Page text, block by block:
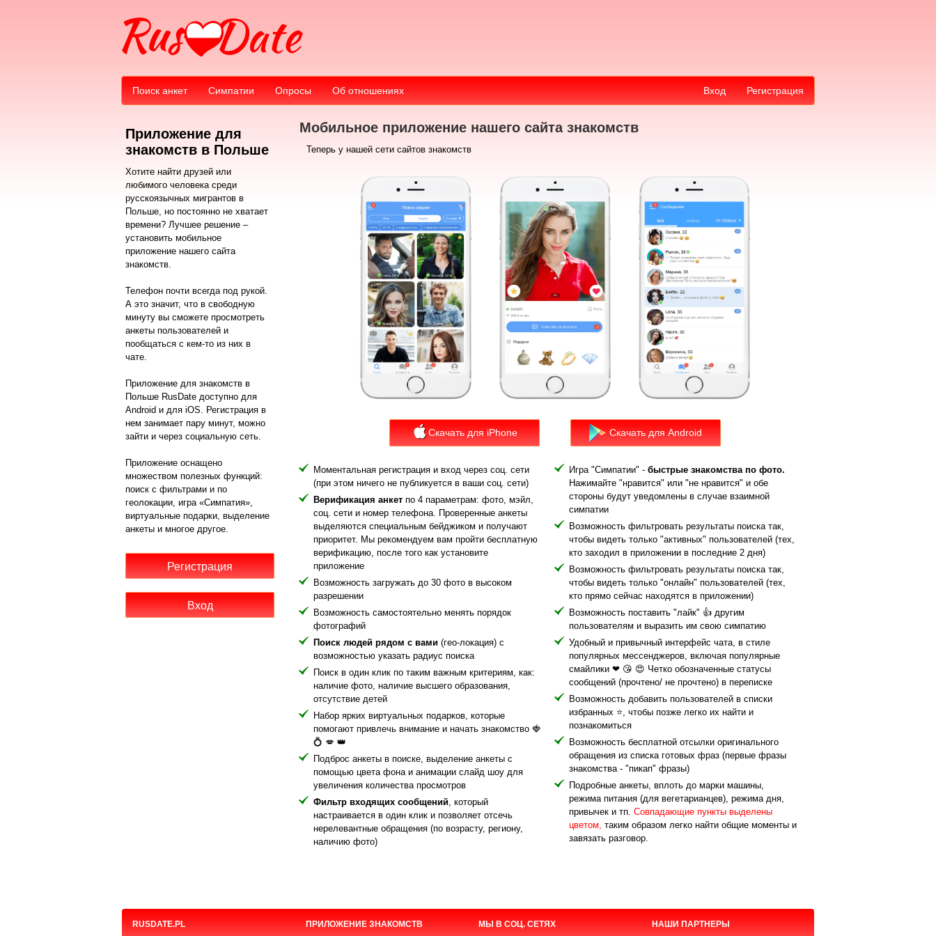
Поиск анкет Симпатии Опросы Об отношениях Регистрация
Вход
Приложение для
знакомств в Польше
Хотите найти друзей или
любимого человека среди
русскоязычных мигрантов в
Польше, но постоянно не хватает
времени? Лучшее решение –
установить мобильное
приложение нашего сайта
знакомств.
Телефон почти всегда под рукой.
А это значит, что в свободную
минуту вы сможете просмотреть
анкеты пользователей и
пообщаться с кем-то из них в
чате.
Приложение для знакомств в
Польше RusDate доступно для
Android и для iOS. Регистрация в
нем занимает пару минут, можно
зайти и через социальную сеть.
Приложение оснащено
множеством полезных функций:
поиск с фильтрами и по
геолокации, игра «Симпатия»,
виртуальные подарки, выделение
анкеты и многое другое.
Мобильное приложение нашего сайта знакомств
Теперь у нашей сети сайтов знакомств
Скачать для iPhone Скачать для Android
Моментальная регистрация и вход через соц. сети
(при этом ничего не публикуется в ваши соц. сети)
Верификация анкет по 4 параметрам: фото, мэйл,
соц. сети и номер телефона. Проверенные анкеты
выделяются специальным бейджиком и получают
приоритет. Мы рекомендуем вам пройти бесплатную
верификацию, после того как установите
приложение
Возможность загружать до 30 фото в высоком
разрешении
Возможность самостоятельно менять порядок
фотографий
Поиск людей рядом с вами (гео-локация) с
возможностью указать радиус поиска
Поиск в один клик по таким важным критериям, как:
наличие фото, наличие высшего образования,
отсутствие детей
Набор ярких виртуальных подарков, которые
помогают привлечь внимание и начать знакомство 🍓
💍 💋 👑
Подброс анкеты в поиске, выделение анкеты с
помощью цвета фона и анимации слайд шоу для
увеличения количества просмотров
Фильтр входящих сообщений, который
настраивается в один клик и позволяет отсечь
нерелевантные обращения (по возрасту, региону,
наличию фото)
Игра "Симпатии" - быстрые знакомства по фото.
Нажимайте "нравится" или "не нравится" и обе
стороны будут уведомлены в случае взаимной
симпатии
Возможность фильтровать результаты поиска так,
чтобы видеть только "активных" пользователей (тех,
кто заходил в приложении в последние 2 дня)
Возможность фильтровать результаты поиска так,
чтобы видеть только "онлайн" пользователей (тех,
кто прямо сейчас находятся в приложении)
Возможность поставить "лайк" 👍 другим
пользователям и выразить им свою симпатию
Удобный и привычный интерфейс чата, в стиле
популярных мессенджеров, включая популярные
смайлики ❤ 😘 😍 Четко обозначенные статусы
сообщений (прочтено/ не прочтено) в переписке
Возможность добавить пользователей в списки
избранных ⭐, чтобы позже легко их найти и
познакомиться
Возможность бесплатной отсылки оригинального
обращения из списка готовых фраз (первые фразы
знакомства - "пикап" фразы)
Подробные анкеты, вплоть до марки машины,
режима питания (для вегетарианцев), режима дня,
привычек и тп. Совпадающие пункты выделены
цветом, таким образом легко найти общие моменты и
завязать разговор.
RUSDATE.PL ПРИЛОЖЕНИЕ ЗНАКОМСТВ МЫ В СОЦ. СЕТЯХ НАШИ ПАРТНЕРЫ